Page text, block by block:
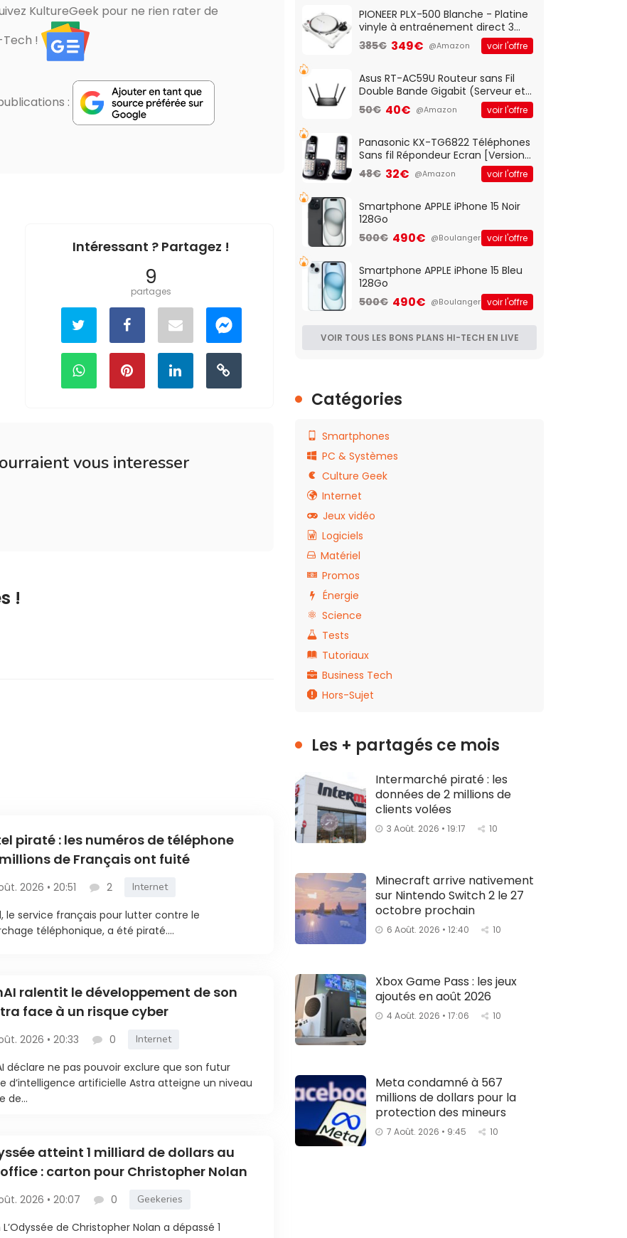
KultureGeek pour ne rien rater de
!
:
Intéressant ? Partagez !
9
partages
vous interesser
!
piraté : les numéros de téléphone
de Français ont fuité
2026 • 20:51 2 Internet
le service français pour lutter contre le
téléphonique, a été piraté....
ralentit le développement de son
face à un risque cyber
2026 • 20:33 0 Internet
déclare ne pas pouvoir exclure que son futur
d’intelligence artificielle Astra atteigne un niveau
de...
atteint 1 milliard de dollars au
: carton pour Christopher Nolan
2026 • 20:07 0 Geekeries
de Christopher Nolan a dépassé 1
QWERTY UK - Noir
PIONEER PLX-500 Blanche - Platine
vinyle à entraénement direct 3
vitesses (33-45-78 trs/min) avec
pre-ampli intégré et port USB
385€ 349€ @Amazon voir l'offre
Asus RT-AC59U Routeur sans Fil
Double Bande Gigabit (Serveur et
Client VPN, Triple Vlan, Mode Point
d'accès et Bridge, contrôle
50€ 40€ @Amazon voir l'offre
Panasonic KX-TG6822 Téléphones
Sans fil Répondeur Ecran [Version
Française]
48€ 32€ @Amazon voir l'offre
Smartphone APPLE iPhone 15 Noir
128Go
500€ 490€ @Boulanger voir l'offre
Smartphone APPLE iPhone 15 Bleu
128Go
500€ 490€ @Boulanger voir l'offre
VOIR TOUS LES BONS PLANS HI-TECH EN LIVE
Catégories
Smartphones
PC & Systèmes
Culture Geek
Internet
Jeux vidéo
Logiciels
Matériel
Promos
Énergie
Science
Tests
Tutoriaux
Business Tech
Hors-Sujet
Les + partagés ce mois
Intermarché piraté : les
données de 2 millions de
clients volées
3 Août. 2026 • 19:17 10
Minecraft arrive nativement
sur Nintendo Switch 2 le 27
octobre prochain
6 Août. 2026 • 12:40 10
Xbox Game Pass : les jeux
ajoutés en août 2026
4 Août. 2026 • 17:06 10
Meta condamné à 567
millions de dollars pour la
protection des mineurs
7 Août. 2026 • 9:45 10